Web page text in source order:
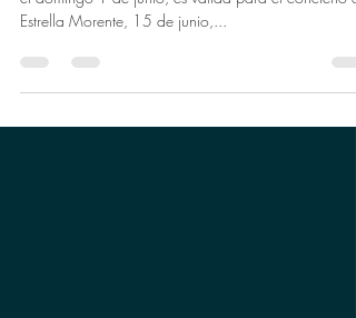
La promoción, activa desde mañana jueves 29 y
Estrella Morente, 15 de junio,...